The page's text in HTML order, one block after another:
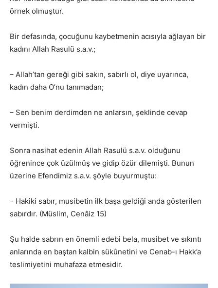
örnek olmuştur.
Bir defasında, çocuğunu kaybetmenin acısıyla ağlayan bir
kadını Allah Rasulü s.a.v.;
– Allah’tan gereği gibi sakın, sabırlı ol, diye uyarınca,
kadın daha O’nu tanımadan;
– Sen benim derdimden ne anlarsın, şeklinde cevap
vermişti.
Sonra nasihat edenin Allah Rasulü s.a.v. olduğunu
öğrenince çok üzülmüş ve gidip özür dilemişti. Bunun
üzerine Efendimiz s.a.v. şöyle buyurmuştu:
– Hakiki sabır, musibetin ilk başa geldiği anda gösterilen
sabırdır. (Müslim, Cenâiz 15)
Şu halde sabrın en önemli edebi bela, musibet ve sıkıntı
anlarında en baştan kalbin sükûnetini ve Cenab-ı Hakk’a
teslimiyetini muhafaza etmesidir.